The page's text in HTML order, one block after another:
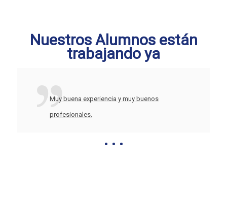
Nuestros Alumnos están
trabajando ya
Muy buena experiencia y muy buenos
profesionales.